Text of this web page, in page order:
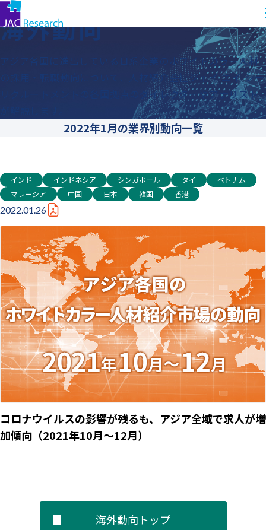
コ
ン
テ
ン
る
トップ
海外動向
アジア各国に進出している日系企業のホワイトカラー人材
の採用・転職動向について、人材紹介会社ジェイ エイ シー
リクルートメントの各国拠点のダイレクターやアナリスト
2022年1月の業界別動向一覧
インド インドネシア シンガポール タイ
ベトナム
マレーシア
中国 日本 韓国 香港
2022.01.26
コロナウイルスの影響が残るも、アジア全域で求人が増
加傾向（2021年10月～12月）
海外動向トップ